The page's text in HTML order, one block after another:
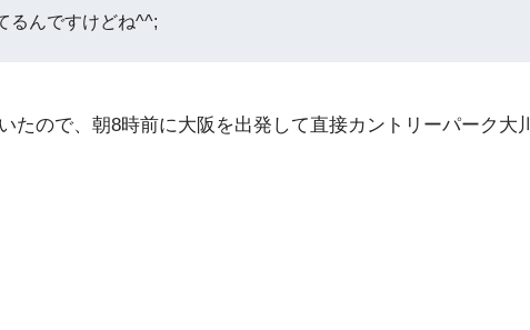
るんですけどね^^;
たので、朝8時前に大阪を出発して直接カントリーパーク大川